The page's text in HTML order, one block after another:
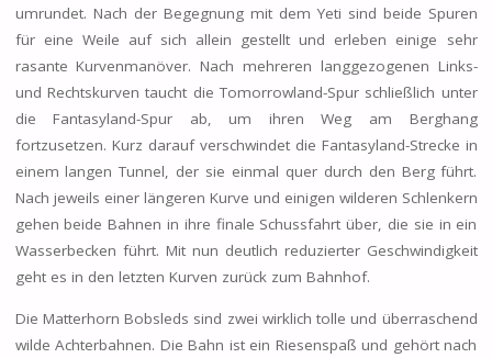
umrundet. Nach der Begegnung mit dem Yeti sind beide Spuren
für eine Weile auf sich allein gestellt und erleben einige sehr
rasante Kurvenmanöver. Nach mehreren langgezogenen Links-
und Rechtskurven taucht die Tomorrowland-Spur schließlich unter
die Fantasyland-Spur ab, um ihren Weg am Berghang
fortzusetzen. Kurz darauf verschwindet die Fantasyland-Strecke in
einem langen Tunnel, der sie einmal quer durch den Berg führt.
Nach jeweils einer längeren Kurve und einigen wilderen Schlenkern
gehen beide Bahnen in ihre finale Schussfahrt über, die sie in ein
Wasserbecken führt. Mit nun deutlich reduzierter Geschwindigkeit
geht es in den letzten Kurven zurück zum Bahnhof.
Die Matterhorn Bobsleds sind zwei wirklich tolle und überraschend
wilde Achterbahnen. Die Bahn ist ein Riesenspaß und gehört nach